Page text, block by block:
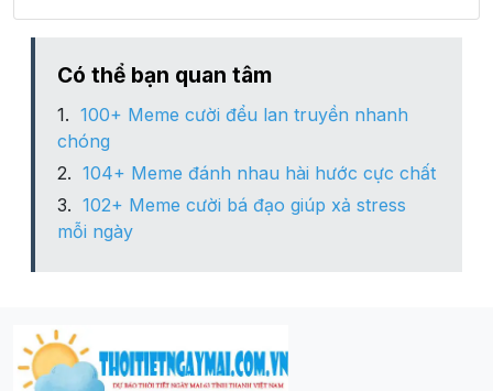
Có thể bạn quan tâm
100+ Meme cười đểu lan truyền nhanh
chóng
104+ Meme đánh nhau hài hước cực chất
102+ Meme cười bá đạo giúp xả stress
mỗi ngày